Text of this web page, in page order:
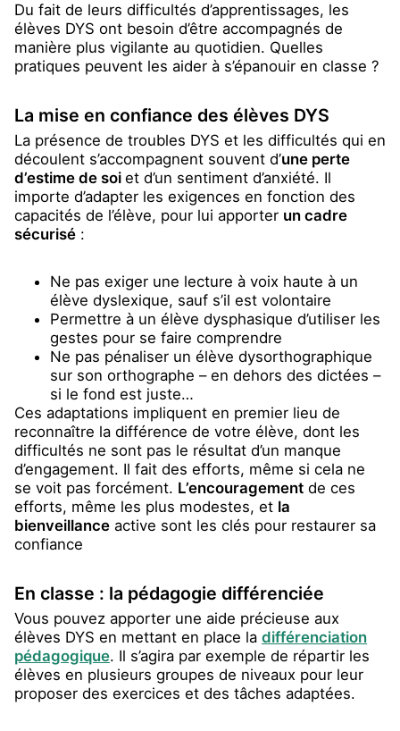
Du fait de leurs difficultés d’apprentissages, les
élèves DYS ont besoin d’être accompagnés de
manière plus vigilante au quotidien. Quelles
pratiques peuvent les aider à s’épanouir en classe ?
La mise en confiance des élèves DYS
La présence de troubles DYS et les difficultés qui en
découlent s’accompagnent souvent d’une perte
d’estime de soi et d’un sentiment d’anxiété. Il
importe d’adapter les exigences en fonction des
capacités de l’élève, pour lui apporter un cadre
sécurisé :
Ne pas exiger une lecture à voix haute à un
élève dyslexique, sauf s’il est volontaire
Permettre à un élève dysphasique d’utiliser les
gestes pour se faire comprendre
Ne pas pénaliser un élève dysorthographique
sur son orthographe – en dehors des dictées –
si le fond est juste…
Ces adaptations impliquent en premier lieu de
reconnaître la différence de votre élève, dont les
difficultés ne sont pas le résultat d’un manque
d’engagement. Il fait des efforts, même si cela ne
se voit pas forcément. L’encouragement de ces
efforts, même les plus modestes, et la
bienveillance active sont les clés pour restaurer sa
confiance
En classe : la pédagogie différenciée
Vous pouvez apporter une aide précieuse aux
élèves DYS en mettant en place la différenciation
pédagogique. Il s’agira par exemple de répartir les
élèves en plusieurs groupes de niveaux pour leur
proposer des exercices et des tâches adaptées.